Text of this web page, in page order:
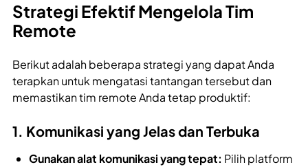
Strategi Efektif Mengelola Tim
Remote
Berikut adalah beberapa strategi yang dapat Anda
terapkan untuk mengatasi tantangan tersebut dan
memastikan tim remote Anda tetap produktif:
1. Komunikasi yang Jelas dan Terbuka
Gunakan alat komunikasi yang tepat: Pilih platform